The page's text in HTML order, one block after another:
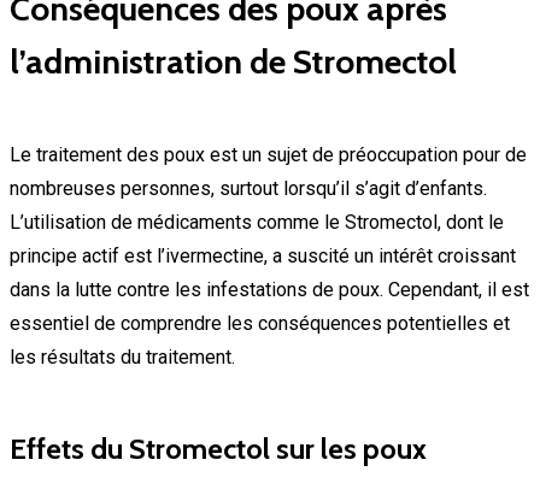
l’administration de Stromectol
Le traitement des poux est un sujet de préoccupation pour de
nombreuses personnes, surtout lorsqu’il s’agit d’enfants.
L’utilisation de médicaments comme le Stromectol, dont le
principe actif est l’ivermectine, a suscité un intérêt croissant
dans la lutte contre les infestations de poux. Cependant, il est
essentiel de comprendre les conséquences potentielles et
les résultats du traitement.
Effets du Stromectol sur les poux